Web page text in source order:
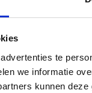
te
we informatie
kunnen